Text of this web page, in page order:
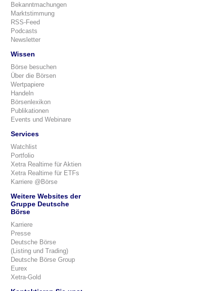
Bekanntmachungen
Marktstimmung
RSS-Feed
Podcasts
Newsletter
Wissen
Börse besuchen
Über die Börsen
Wertpapiere
Handeln
Börsenlexikon
Publikationen
Events und Webinare
Services
Watchlist
Portfolio
Xetra Realtime für Aktien
Xetra Realtime für ETFs
Karriere @Börse
Weitere Websites der
Gruppe Deutsche
Börse
Karriere
Presse
Deutsche Börse
(Listing und Trading)
Deutsche Börse Group
Eurex
Xetra-Gold